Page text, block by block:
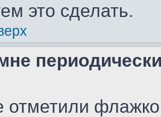
это сделать.